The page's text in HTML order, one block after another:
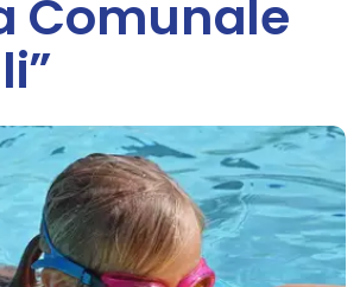
Comunale